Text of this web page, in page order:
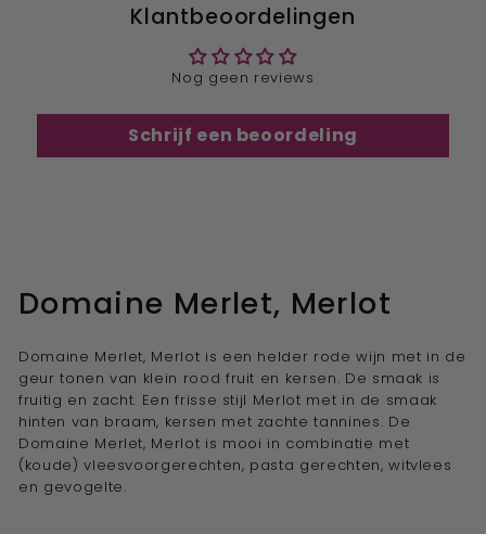
Klantbeoordelingen
Nog geen reviews
Schrijf een beoordeling
Domaine Merlet, Merlot
Domaine Merlet, Merlot is een helder rode wijn met in de
geur tonen van klein rood fruit en kersen. De smaak is
fruitig en zacht. Een frisse stijl Merlot met in de smaak
hinten van braam, kersen met zachte tannines. De
Domaine Merlet, Merlot is mooi in combinatie met
(koude) vleesvoorgerechten, pasta gerechten, witvlees
en gevogelte.